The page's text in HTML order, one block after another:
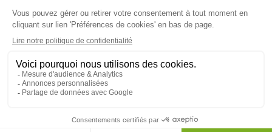
SUIVEZ-NOUS SUR :
Protection données personnelles
Nous vous informons de l'existence de la liste d'opposition
au démarchage téléphonique. Inscription surbloctel.gouv.fr